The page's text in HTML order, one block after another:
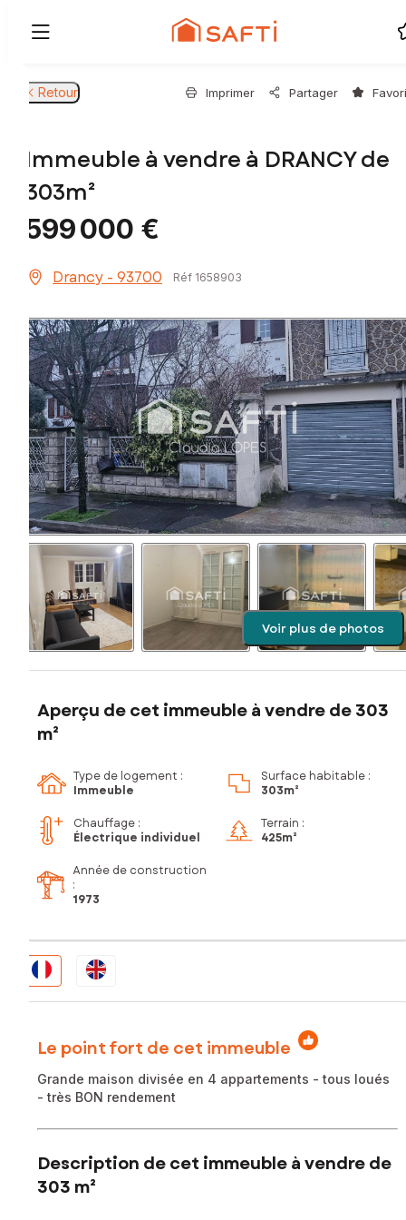
Retour Imprimer Partager
Immeuble à vendre à DRANCY de
303m²
599 000 €
Drancy - 93700 Réf 1658903
Voir plus de photos
Aperçu de cet immeuble à vendre de 303
m²
Type de logement :
Immeuble
Surface habitable :
303m²
Chauffage :
Électrique individuel
Terrain :
425m²
Année de construction
:
1973
Le point fort de cet immeuble
Grande maison divisée en 4 appartements - tous loués
- très BON rendement
Description de cet immeuble à vendre de
303 m²